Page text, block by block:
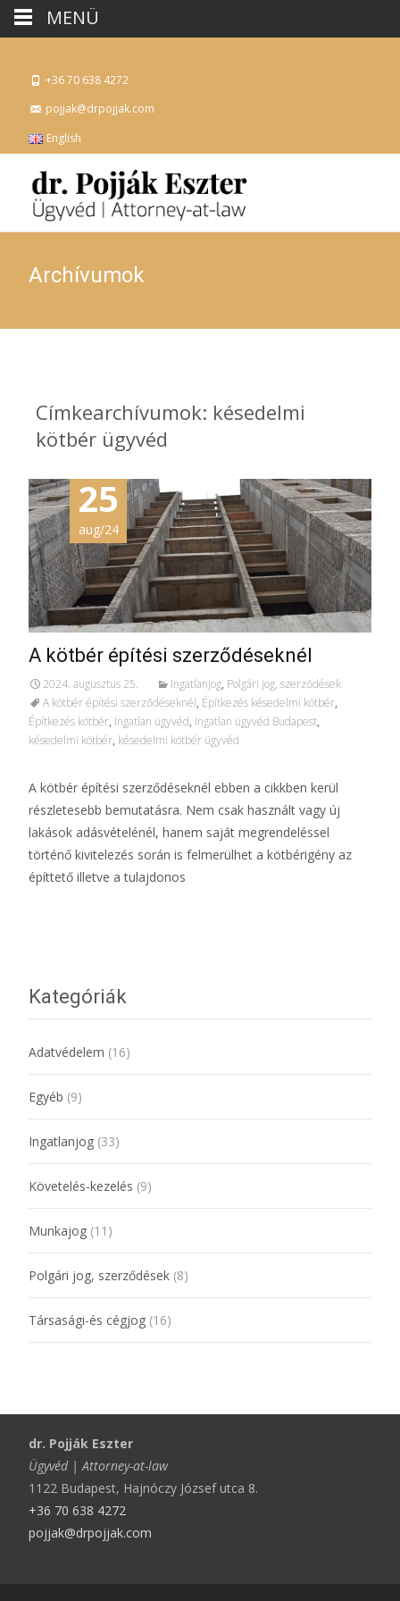
+36 70 638 4272
pojjak@drpojjak.com
English
Archívumok
Címkearchívumok: késedelmi
kötbér ügyvéd
25
aug/24
A kötbér építési szerződéseknél
2024. augusztus 25. Ingatlanjog, Polgári jog, szerződések
A kötbér építési szerződéseknél, Építkezés késedelmi kötbér,
Építkezés kötbér, Ingatlan ügyvéd, Ingatlan ügyvéd Budapest,
késedelmi kötbér, késedelmi kötbér ügyvéd
A kötbér építési szerződéseknél ebben a cikkben kerül
részletesebb bemutatásra. Nem csak használt vagy új
lakások adásvételénél, hanem saját megrendeléssel
történő kivitelezés során is felmerülhet a kötbérigény az
építtető illetve a tulajdonos
Kategóriák
Adatvédelem (16)
Egyéb (9)
Ingatlanjog (33)
Követelés-kezelés (9)
Munkajog (11)
Polgári jog, szerződések (8)
Társasági-és cégjog (16)
dr. Pojják Eszter
Ügyvéd | Attorney-at-law
1122 Budapest, Hajnóczy József utca 8.
+36 70 638 4272
pojjak@drpojjak.com
MENÜ